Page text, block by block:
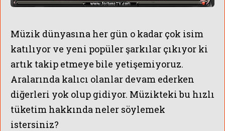
Müzik dünyasına her gün o kadar çok isim
katılıyor ve yeni popüler şarkılar çıkıyor ki
artık takip etmeye bile yetişemiyoruz.
Aralarında kalıcı olanlar devam ederken
diğerleri yok olup gidiyor. Müzikteki bu hızlı
tüketim hakkında neler söylemek
istersiniz?